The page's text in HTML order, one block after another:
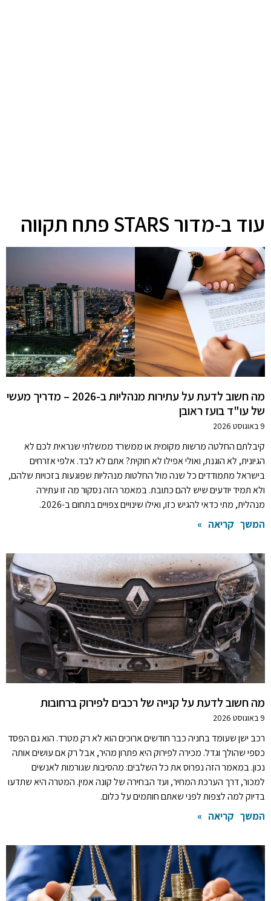
עוד ב-מדור STARS פתח תקווה
מה חשוב לדעת על עתירות מנהליות ב-2026 – מדריך מעשי
של עו"ד בועז ראובן
9 באוגוסט 2026
קיבלתם החלטה מרשות מקומית או ממשרד ממשלתי שנראית לכם לא
הגיונית, לא הוגנת, ואולי אפילו לא חוקית? אתם לא לבד. אלפי אזרחים
בישראל מתמודדים כל שנה מול החלטות מנהליות שפוגעות בזכויות שלהם,
ולא תמיד יודעים שיש להם כתובת. במאמר הזה נסקור מה זו עתירה
מנהלית, מתי כדאי להגיש כזו, ואילו שינויים צפויים בתחום ב-2026.
המשך קריאה »
מה חשוב לדעת על קנייה של רכבים לפירוק ברחובות
9 באוגוסט 2026
רכב ישן שעומד בחניה כבר חודשים ארוכים הוא לא רק מטרד. הוא גם הפסד
כספי שהולך וגדל. מכירה לפירוק היא פתרון מהיר, אבל רק אם עושים אותה
נכון. במאמר הזה נפרוס את כל השלבים: מהסיבות שגורמות לאנשים
למכור, דרך הערכת המחיר, ועד הבחירה של קונה אמין. המטרה היא שתדעו
בדיוק למה לצפות לפני שאתם חותמים על כלום.
המשך קריאה »